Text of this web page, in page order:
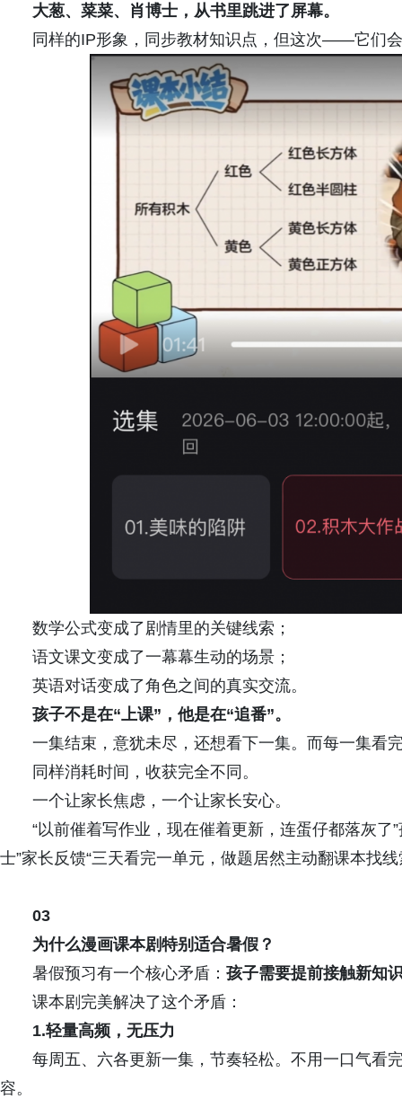
大葱、菜菜、肖博士，从书里跳进了屏幕。
同样的IP形象，同步教材知识点，但这次——它们
数学公式变成了剧情里的关键线索；
语文课文变成了一幕幕生动的场景；
英语对话变成了角色之间的真实交流。
孩子不是在“上课”，他是在“追番”。
一集结束，意犹未尽，还想看下一集。而每一集看
同样消耗时间，收获完全不同。
一个让家长焦虑，一个让家长安心。
“以前催着写作业，现在催着更新，连蛋仔都落灰
士”家长反馈“三天看完一单元，做题居然主动翻课本找线
03
为什么漫画课本剧特别适合暑假？
暑假预习有一个核心矛盾： 孩子需要提前接触新知
课本剧完美解决了这个矛盾：
1.轻量高频，无压力
每周五、六各更新一集，节奏轻松。不用一口气看
容。